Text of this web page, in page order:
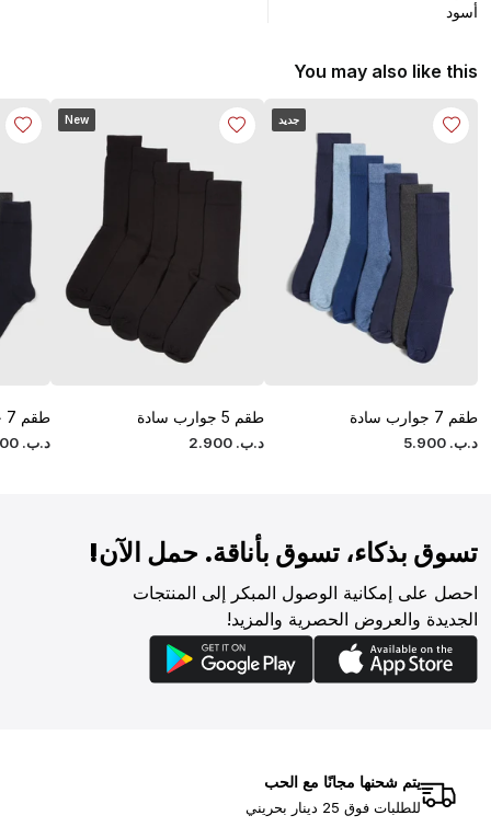
أسود
You may also like this
جديد
طقم 7 جوارب سادة
د.ب. 5.900
New
طقم 5 جوارب سادة
د.ب. ‏
2.900
طقم 7 جوارب سادة
د.ب. ‏
تسوق بذكاء، تسوق بأناقة. حمل الآن!
احصل على إمكانية الوصول المبكر إلى المنتجات
الجديدة والعروض الحصرية والمزيد!
يتم شحنها مجانًا مع الحب
للطلبات فوق 25 دينار بحريني